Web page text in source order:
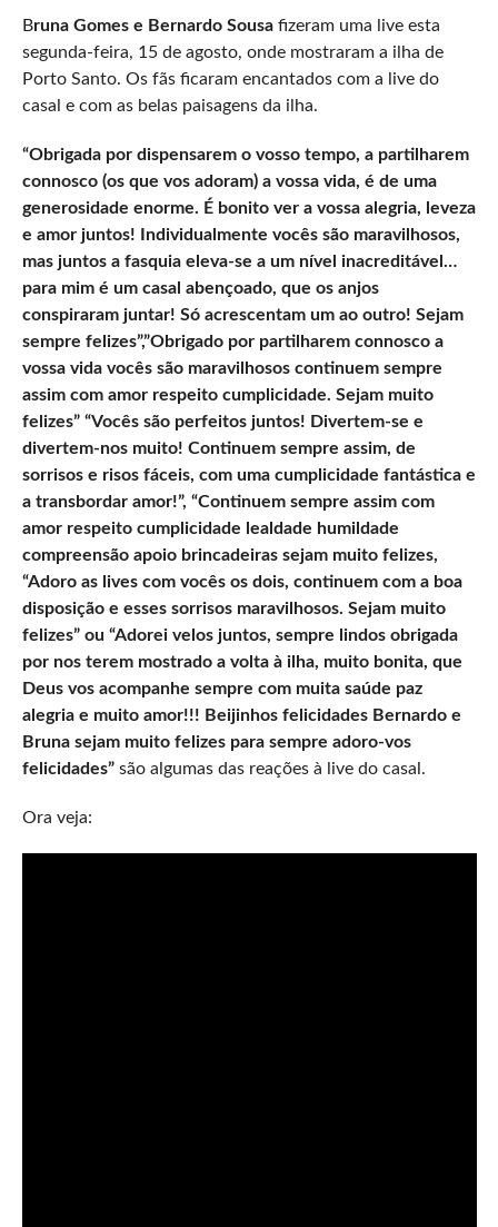
Bruna Gomes e Bernardo Sousa fizeram uma live esta
segunda-feira, 15 de agosto, onde mostraram a ilha de
Porto Santo. Os fãs ficaram encantados com a live do
casal e com as belas paisagens da ilha.
“Obrigada por dispensarem o vosso tempo, a partilharem
connosco (os que vos adoram) a vossa vida, é de uma
generosidade enorme. É bonito ver a vossa alegria, leveza
e amor juntos! Individualmente vocês são maravilhosos,
mas juntos a fasquia eleva-se a um nível inacreditável…
para mim é um casal abençoado, que os anjos
conspiraram juntar! Só acrescentam um ao outro! Sejam
sempre felizes”,”Obrigado por partilharem connosco a
vossa vida vocês são maravilhosos continuem sempre
assim com amor respeito cumplicidade. Sejam muito
felizes” “Vocês são perfeitos juntos! Divertem-se e
divertem-nos muito! Continuem sempre assim, de
sorrisos e risos fáceis, com uma cumplicidade fantástica e
a transbordar amor!”, “Continuem sempre assim com
amor respeito cumplicidade lealdade humildade
compreensão apoio brincadeiras sejam muito felizes,
“Adoro as lives com vocês os dois, continuem com a boa
disposição e esses sorrisos maravilhosos. Sejam muito
felizes” ou “Adorei velos juntos, sempre lindos obrigada
por nos terem mostrado a volta à ilha, muito bonita, que
Deus vos acompanhe sempre com muita saúde paz
alegria e muito amor!!! Beijinhos felicidades Bernardo e
Bruna sejam muito felizes para sempre adoro-vos
felicidades”são algumas das reações à live do casal.
Ora veja: